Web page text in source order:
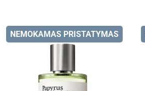
NEMOKAMAS PRISTATYMAS